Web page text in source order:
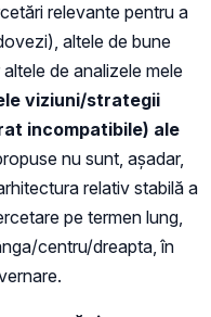
relevante pentru a
altele de bune
de analizele mele
viziuni/strategii
incompatibile) ale
nu sunt, așadar,
relativ stabilă a
pe termen lung,
centru/dreapta, în